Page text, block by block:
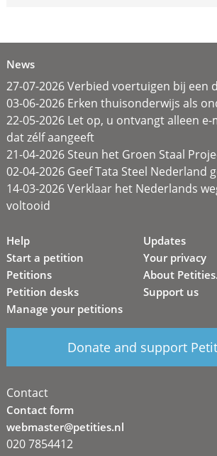
News
27-07-2026 Verbied voertuigen bij een
03-06-2026 Erken thuisonderwijs als
22-05-2026 Let op, u ontvangt alleen
dat zélf aangeeft
21-04-2026 Steun het Groen Staal
02-04-2026 Geef Tata Steel Nederland
14-03-2026 Verklaar het Nederlands
voltooid
Help
Start a petition
Petitions
Petition desks
Manage your petitions
Updates
Your privacy
About
Support us
Donate and support
Contact
Contact form
webmaster@petities.nl
020 7854412